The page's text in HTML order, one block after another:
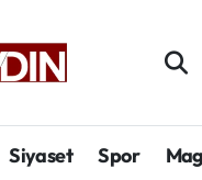
Siyaset Spor